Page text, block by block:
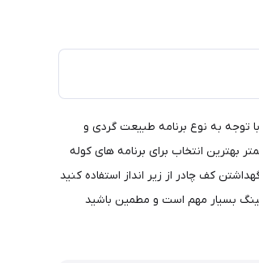
توجه به نوع برنامه طبیعت گردی و
بهترین انتخاب برای برنامه های کوله
کف چادر از زیر انداز استفاده کنید
بسیار مهم است و مطمین باشید